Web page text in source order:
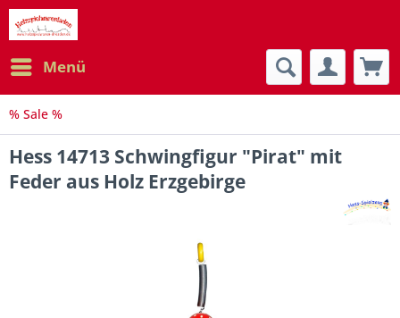
Menü
% Sale %
Hess 14713 Schwingfigur "Pirat" mit
Feder aus Holz Erzgebirge